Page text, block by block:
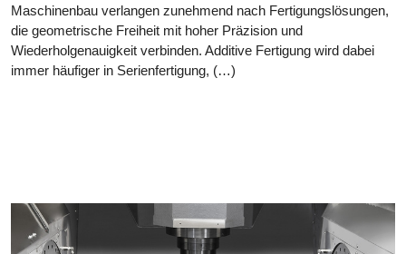
Maschinenbau verlangen zunehmend nach Fertigungslösungen,
die geometrische Freiheit mit hoher Präzision und
Wiederholgenauigkeit verbinden. Additive Fertigung wird dabei
immer häufiger in Serienfertigung, (…)